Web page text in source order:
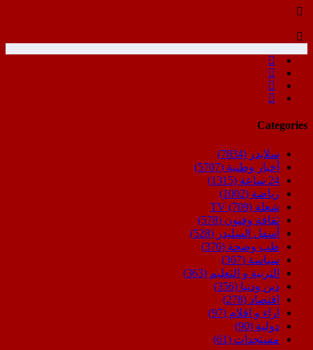
Categories
سلايدر (7834)
أخبار وطنية (5707)
24 ساعة
(1315)
رياضة (1002)
شعلة TV (709)
ثقافة وفنون (578)
أسفل السليدر (528)
طب وصحة (376)
سياسة (367)
التربية و التعليم (363)
دين ودنيا (356)
اقتصاد (278)
اراء و اقلام (97)
دولية (90)
مستجدات (61)